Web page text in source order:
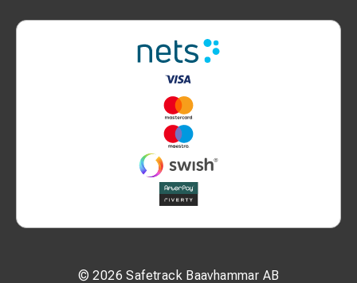
© 2026 Safetrack Baavhammar AB